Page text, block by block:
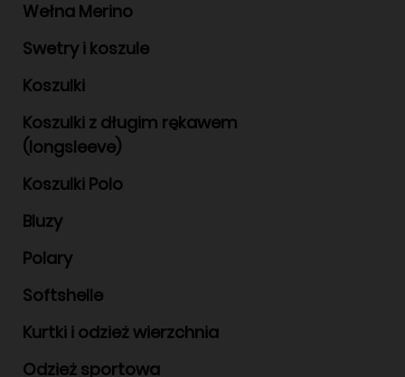
Wełna Merino
Swetry i koszule
Koszulki
Koszulki z długim rękawem
(longsleeve)
Koszulki Polo
Bluzy
Polary
Softshelle
Kurtki i odzież wierzchnia
Odzież sportowa